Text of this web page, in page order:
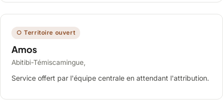
○ Territoire ouvert
Amos
Abitibi-Témiscamingue,
Service offert par l'équipe centrale en attendant l'attribution.